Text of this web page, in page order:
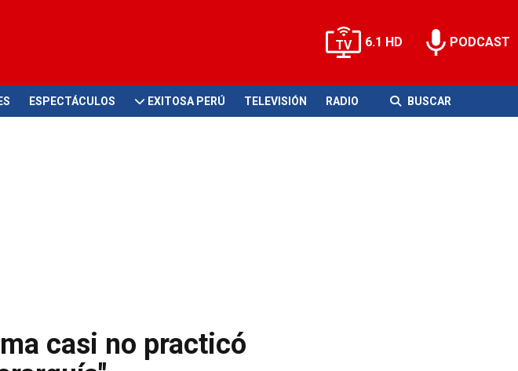
6.1 HD PODCAST
ESPECTÁCULOS EXITOSA PERÚ TELEVISIÓN RADIO BUSCAR
casi no practicó